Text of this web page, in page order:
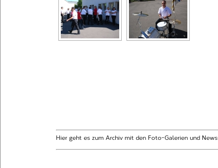
Hier geht es zum Archiv mit den Foto-Galerien und